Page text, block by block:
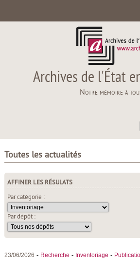
Archives de l'État
Notre mémoire à
Toutes les actualités
AFFINER LES RÉSULATS
Par catégorie :
Par dépôt :
23/06/2026 - Recherche - Inventoriage -